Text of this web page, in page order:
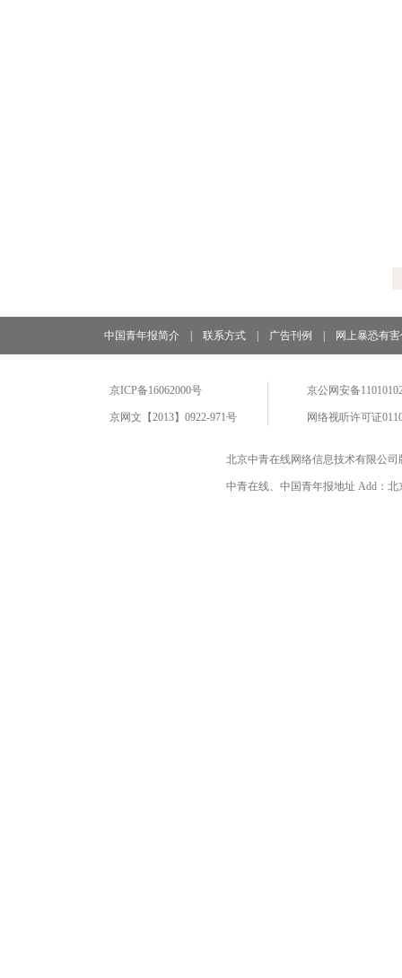
中国青年报简介 联系方式 广告刊例 网上暴恐有
京ICP备16062000号
京网文【2013】0922-971号
京公网安备
网络视听许可证
北京中青在线网络信息技术有限公
中青在线、中国青年报地址 Add：北